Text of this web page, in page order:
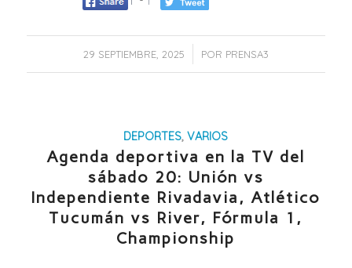
29 SEPTIEMBRE, 2025
/ POR PRENSA3
DEPORTES,VARIOS
Agenda deportiva en la TV del
sábado 20: Unión vs
Independiente Rivadavia, Atlético
Tucumán vs River, Fórmula 1,
Championship